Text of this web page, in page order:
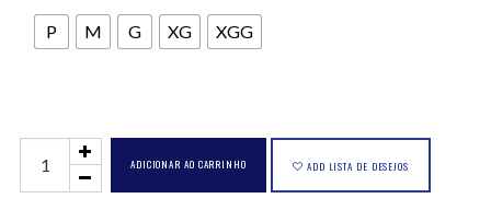
P M G XG XGG
ADICIONAR AO CARRINHO ADD LISTA DE DESEJOS